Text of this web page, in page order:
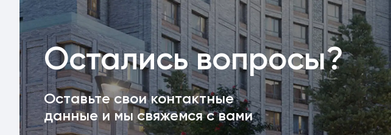
Остались вопросы?
Оставьте свои контактные
данные и мы свяжемся с вами